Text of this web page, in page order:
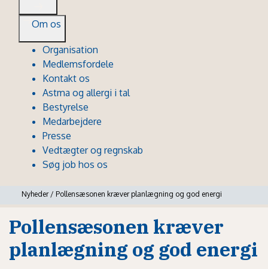
Om os
Organisation
Medlemsfordele
Kontakt os
Astma og allergi i tal
Bestyrelse
Medarbejdere
Presse
Vedtægter og regnskab
Søg job hos os
Nyheder / Pollensæsonen kræver planlægning og god energi
Pollensæsonen kræver
planlægning og god energi